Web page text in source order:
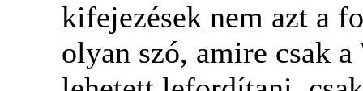
kifejezések nem azt a
olyan szó, amire csak